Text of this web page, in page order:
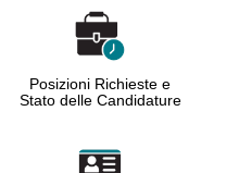
Posizioni Richieste e
Stato delle Candidature